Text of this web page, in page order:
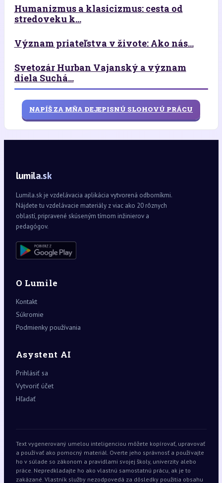
Humanizmus a klasicizmus: cesta od
stredoveku k...
Význam priateľstva v živote: Ako nás...
Svetozár Hurban Vajanský a význam
diela Suchá...
NAPÍŠ ZA MŇA DEJEPISNÚ SLOHOVÚ PRÁCU
lumila.sk
Lumila.sk je vzdelávacia aplikácia vytvorená odborníkmi.
Nájdete tu vzdelávacie materiály z viac ako 20 rôznych
oblastí, pripravené skúseným tímom inžinierov a
pedagógov.
O Lumile
Kontakt
Súkromie
Podmienky používania
Asystent AI
Prihlásiť sa
Vytvoriť účet
Hľadať
Text vygenerovaný umelou inteligenciou môžete kopírovať, upravovať
a používať ako pomocný materiál. Overte jeho správnosť a používajte
ho v súlade so zákonom a pravidlami svojej školy, univerzity alebo
práce. Nepredkladajte ho ako vlastnú samostatnú prácu, ak je to
zakázané. Vlastník služby nezodpovedá za dôsledky použitia obsahu